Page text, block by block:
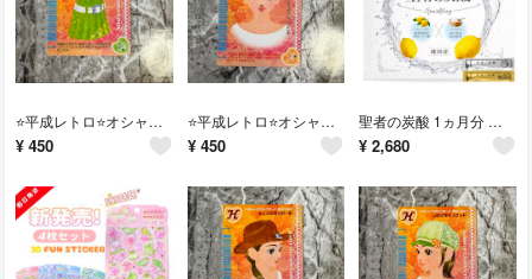
⭐️平成レトロ⭐️オシャレ魔女ラブアンドベリー キラめきワンショルダー
¥ 450
⭐️平成レトロ⭐️オシャレ魔女ラブアンドベリー モコ×2ラブリーヘア
¥ 450
聖者の炭酸 1ヵ月分 重曹 クエン酸 食用 レモン風味 個包装
¥ 2,680